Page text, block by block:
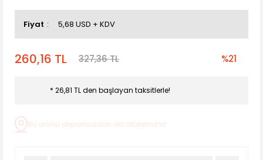
Fiyat 5,68 USD + KDV
260,16 TL 327,36 TL %21
* 26,81 TL den başlayan taksitlerle!
Bu ürünü depomuzdan da alabilirsiniz.